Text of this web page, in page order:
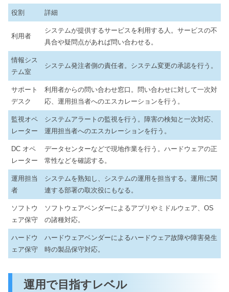
役割 詳細
利用者
システムが提供するサービスを利用する人。サービスの不
具合や疑問点があれば問い合わせる。
情報シス
テム室
システム発注者側の責任者。システム変更の承認を行う。
サポート
デスク
利用者からの問い合わせ窓口。問い合わせに対して一次対
応、運用担当者へのエスカレーションを行う。
監視オペ
レーター
システムアラートの監視を行う。障害の検知と一次対応、
運用担当者へのエスカレーションを行う。
DC オペ
レーター
データセンターなどで現地作業を行う。ハードウェアの正
常性などを確認する。
運用担当
者
システムを熟知し、システムの運用を担当する。運用に関
連する部署の取次役にもなる。
ソフトウ
ェア保守
ソフトウェアベンダーによるアプリやミドルウェア、OS
の諸種対応。
ハードウ
ェア保守
ハードウェアベンダーによるハードウェア故障や障害発生
時の製品保守対応。
運用で目指すレベル